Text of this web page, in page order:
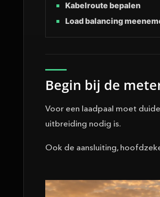
Kabelroute bepalen
Load balancing
Begin bij de
Voor een laadpaal moet
uitbreiding nodig is.
Ook de aansluiting,